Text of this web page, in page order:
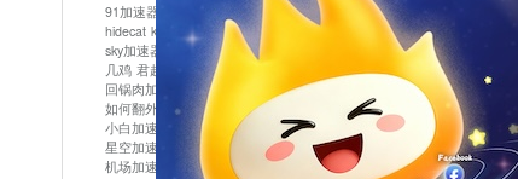
91加速器 bluelayer加速器
clash节点
hidecat kuai500 panda加速器
plex加速器
sky加速器
telegram加速器 中信加速器
云梯加速器
几鸡 君越加速器 哔咔漫画加速器
唐师傅加速器
回锅肉加速器
坚果加速器 壹点加速器
如何翻外墙网站 小哈vp加速器
小火箭加速器
小白加速器
布谷vp加速器 心阶云 快连
星空加速器
最新版clash安卓下载
月光加速器
机场加速器
松果云 极快加速器
梯子加速器